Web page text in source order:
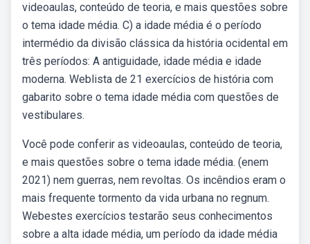
videoaulas, conteúdo de teoria, e mais questões sobre
o tema idade média. C) a idade média é o período
intermédio da divisão clássica da história ocidental em
três períodos: A antiguidade, idade média e idade
moderna. Weblista de 21 exercícios de história com
gabarito sobre o tema idade média com questões de
vestibulares.
Você pode conferir as videoaulas, conteúdo de teoria,
e mais questões sobre o tema idade média. (enem
2021) nem guerras, nem revoltas. Os incêndios eram o
mais frequente tormento da vida urbana no regnum.
Webestes exercícios testarão seus conhecimentos
sobre a alta idade média, um período da idade média